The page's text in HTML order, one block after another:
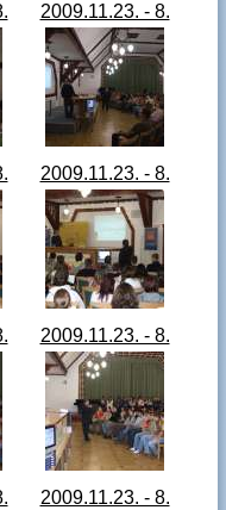
2009.11.23. - 8.
Monográfia
előadás 03.JPG
2009.11.23. - 8.
Monográfia
előadás 06.JPG
2009.11.23. - 8.
Monográfia
előadás 09.JPG
2009.11.23. - 8.